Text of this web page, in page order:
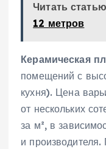
Читать статью
12 метров
Керамическая
помещений с
кухня). Цена
от нескольких
за м²‚ в
и производителя.